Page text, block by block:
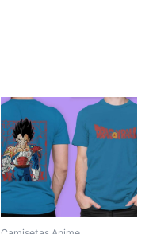
Este
producto
tiene
múltiples
variantes.
Las
opciones